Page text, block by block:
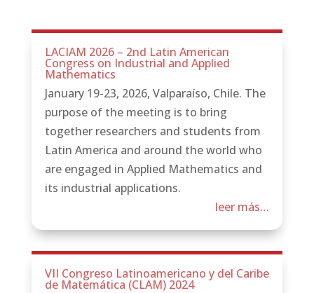
LACIAM 2026 – 2nd Latin American
Congress on Industrial and Applied
Mathematics
January 19-23, 2026, Valparaíso, Chile. The
purpose of the meeting is to bring
together researchers and students from
Latin America and around the world who
are engaged in Applied Mathematics and
its industrial applications.
leer más…
VII Congreso Latinoamericano y del Caribe
de Matemática (CLAM) 2024